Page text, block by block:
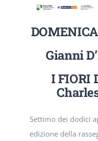
EVENTI E NEWS
ATTIVITÀ EDITORIALE
Gianni
I FIORI
Settimo dei dodici
edizione della